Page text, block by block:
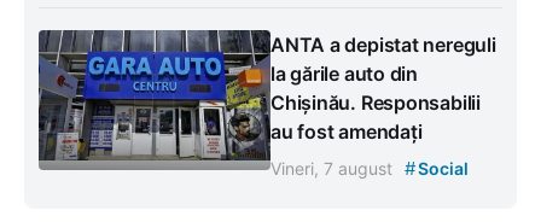
ANTA a depistat nereguli
la gările auto din
Chișinău. Responsabilii
au fost amendați
Vineri, 7 august #Social